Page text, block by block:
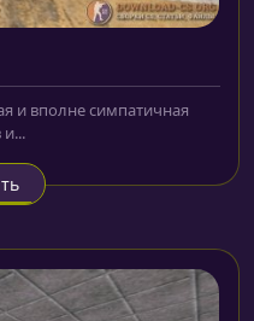
и вполне симпатичная